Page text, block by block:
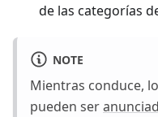
de las categorías
NOTE
Mientras conduce,
pueden ser